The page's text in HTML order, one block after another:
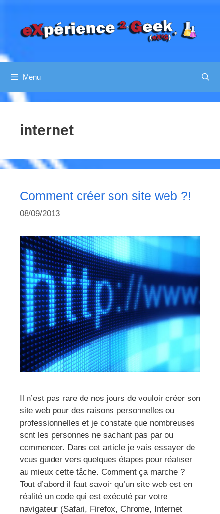
contenu
Menu
internet
Comment créer son site web ?!
08/09/2013
Il n’est pas rare de nos jours de vouloir créer son
site web pour des raisons personnelles ou
professionnelles et je constate que nombreuses
sont les personnes ne sachant pas par ou
commencer. Dans cet article je vais essayer de
vous guider vers quelques étapes pour réaliser
au mieux cette tâche. Comment ça marche ?
Tout d’abord il faut savoir qu’un site web est en
réalité un code qui est exécuté par votre
navigateur (Safari, Firefox, Chrome, Internet